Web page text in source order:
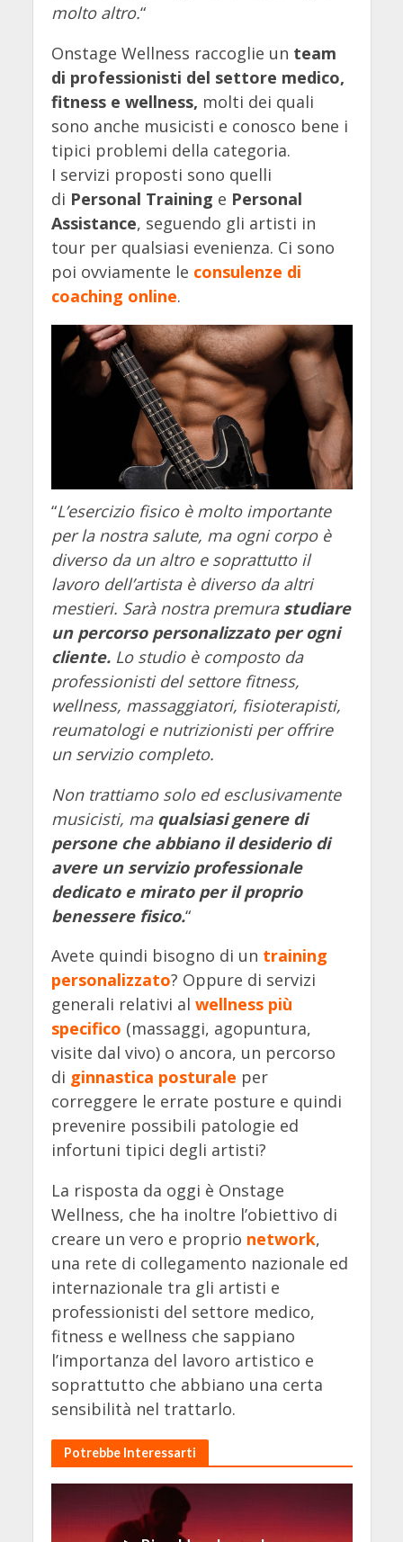
molto altro.“
Onstage Wellness raccoglie un team
di professionisti del settore medico,
fitness e wellness, molti dei quali
sono anche musicisti e conosco bene i
tipici problemi della categoria.
I servizi proposti sono quelli
di Personal Training e Personal
Assistance, seguendo gli artisti in
tour per qualsiasi evenienza. Ci sono
poi ovviamente le consulenze di
coaching online.
“L’esercizio fisico è molto importante
per la nostra salute, ma ogni corpo è
diverso da un altro e soprattutto il
lavoro dell’artista è diverso da altri
mestieri. Sarà nostra premura studiare
un percorso personalizzato per ogni
cliente.Lo studio è composto da
professionisti del settore fitness,
wellness, massaggiatori, fisioterapisti,
reumatologi e nutrizionisti per offrire
un servizio completo.
Non trattiamo solo ed esclusivamente
musicisti, ma qualsiasi genere di
persone che abbiano il desiderio di
avere un servizio professionale
dedicato e mirato per il proprio
benessere fisico.“
Avete quindi bisogno di un training
personalizzato? Oppure di servizi
generali relativi al wellness più
specifico (massaggi, agopuntura,
visite dal vivo) o ancora, un percorso
di ginnastica posturale per
correggere le errate posture e quindi
prevenire possibili patologie ed
infortuni tipici degli artisti?
La risposta da oggi è Onstage
Wellness, che ha inoltre l’obiettivo di
creare un vero e proprio network,
una rete di collegamento nazionale ed
internazionale tra gli artisti e
professionisti del settore medico,
fitness e wellness che sappiano
l’importanza del lavoro artistico e
soprattutto che abbiano una certa
sensibilità nel trattarlo.
Potrebbe Interessarti